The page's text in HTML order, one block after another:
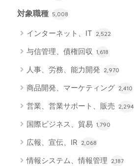
対象職種 5,008
インターネット、IT 2,522
与信管理、債権回収 1,618
人事、労務、能力開発 2,970
商品開発、マーケティング 2,410
営業、営業サポート、販売 2,294
国際ビジネス、貿易 1,790
広報、宣伝、IR 2,068
情報システム、情報管理 2,187